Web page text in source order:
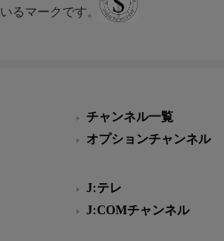
るマークです。
チャンネル一覧
オプションチャンネル
J:テレ
J:COMチャンネル